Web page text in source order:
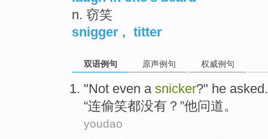
n. 窃笑
snigger , titter
双语例句 原声例句 权威例句
"Not even a snicker?" he asked .
“连偷笑都没有 ？”他问道。
youdao